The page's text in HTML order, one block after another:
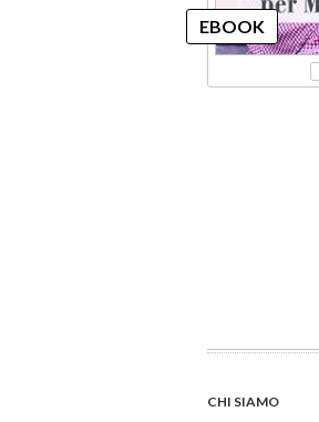
CHI SIAMO